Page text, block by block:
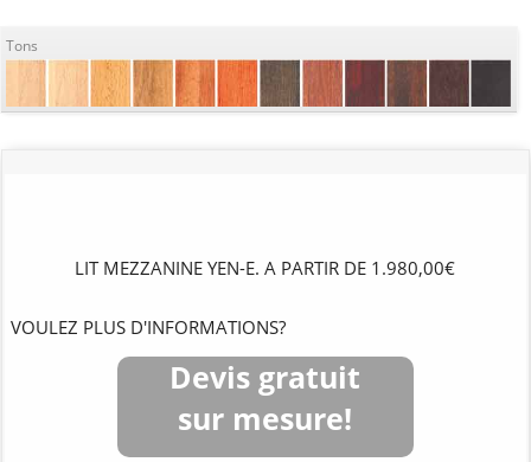
Tons
LIT MEZZANINE YEN-E. A PARTIR DE 1.980,00€
VOULEZ PLUS D'INFORMATIONS?
Devis gratuit
sur mesure!